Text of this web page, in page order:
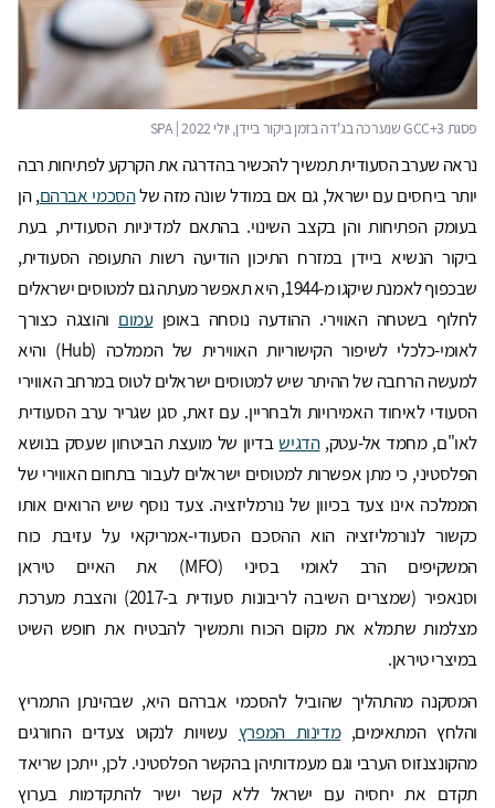
נראה שערב הסעודית תמשיך להכשיר בהדרגה את הקרקע לפתיחות רבה
יותר ביחסים עם ישראל, גם אם במודל שונה מזה שלהסכמי אברהם, הן
בעומק הפתיחות והן בקצב השינוי. בהתאם למדיניות הסעודית, בעת
ביקור הנשיא ביידן במזרח התיכון הודיעה רשות התעופה הסעודית,
שבכפוף לאמנת שיקגו מ-1944, היא תאפשר מעתה גם למטוסים ישראלים
לחלוף בשטחה האווירי. ההודעה נוסחה באופןעמום והוצגה כצורך
לאומי-כלכלי לשיפור הקישוריות האווירית של הממלכה (Hub) והיא
למעשה הרחבה של ההיתר שיש למטוסים ישראלים לטוס במרחב האווירי
הסעודי לאיחוד האמירויות ולבחריין. עם זאת, סגן שגריר ערב הסעודית
לאו"ם, מחמד אל-עטק,הדגישבדיון של מועצת הביטחון שעסק בנושא
הפלסטיני, כי מתן אפשרות למטוסים ישראלים לעבור בתחום האווירי של
הממלכה אינו צעד בכיוון של נורמליזציה. צעד נוסף שיש הרואים אותו
כקשור לנורמליזציה הוא ההסכם הסעודי-אמריקאי על עזיבת כוח
המשקיפים הרב לאומי בסיני (MFO) את האיים טיראן
וסנאפיר (שמצרים השיבה לריבונות סעודית ב-2017) והצבת מערכת
מצלמות שתמלא את מקום הכוח ותמשיך להבטיח את חופש השיט
במיצרי טיראן.
המסקנה מהתהליך שהוביל להסכמי אברהם היא, שבהינתן התמריץ
והלחץ המתאימים,מדינות המפרץ עשויות לנקוט צעדים החורגים
מהקונצנזוס הערבי וגם מעמדותיהן בהקשר הפלסטיני. לכן, ייתכן שריאד
תקדם את יחסיה עם ישראל ללא קשר ישיר להתקדמות בערוץ